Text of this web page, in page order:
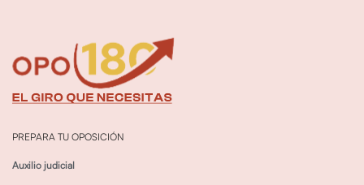
PREPARA TU OPOSICIÓN
Auxilio judicial